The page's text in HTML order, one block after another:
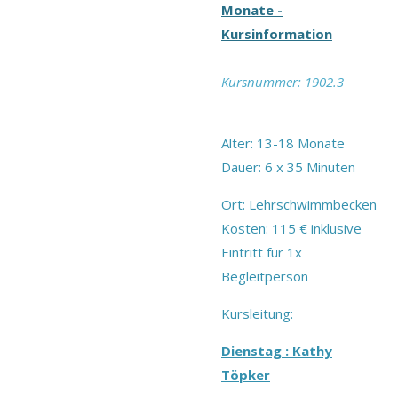
Monate -
Kursinformation
Kursnummer: 1902.3
Alter: 13-18 Monate
Dauer: 6 x 35 Minuten
Ort: Lehrschwimmbecken
Kosten: 115 € inklusive
Eintritt für 1x
Begleitperson
Kursleitung:
Dienstag : Kathy
Töpker